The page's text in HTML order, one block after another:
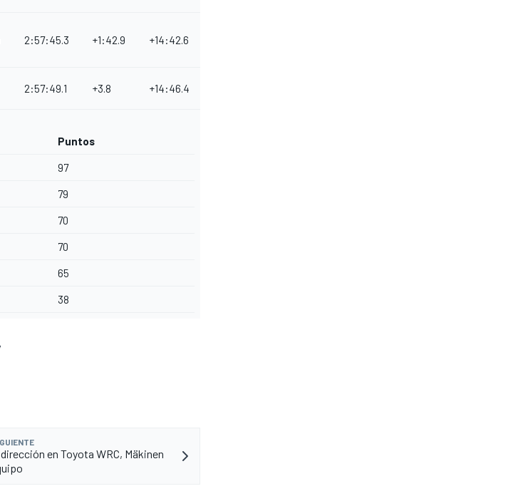
2:57:45.3 +1:42.9 +14:42.6
2:57:49.1 +3.8 +14:46.4
Puntos
97
79
70
70
65
38
en Toyota WRC, Mäkinen